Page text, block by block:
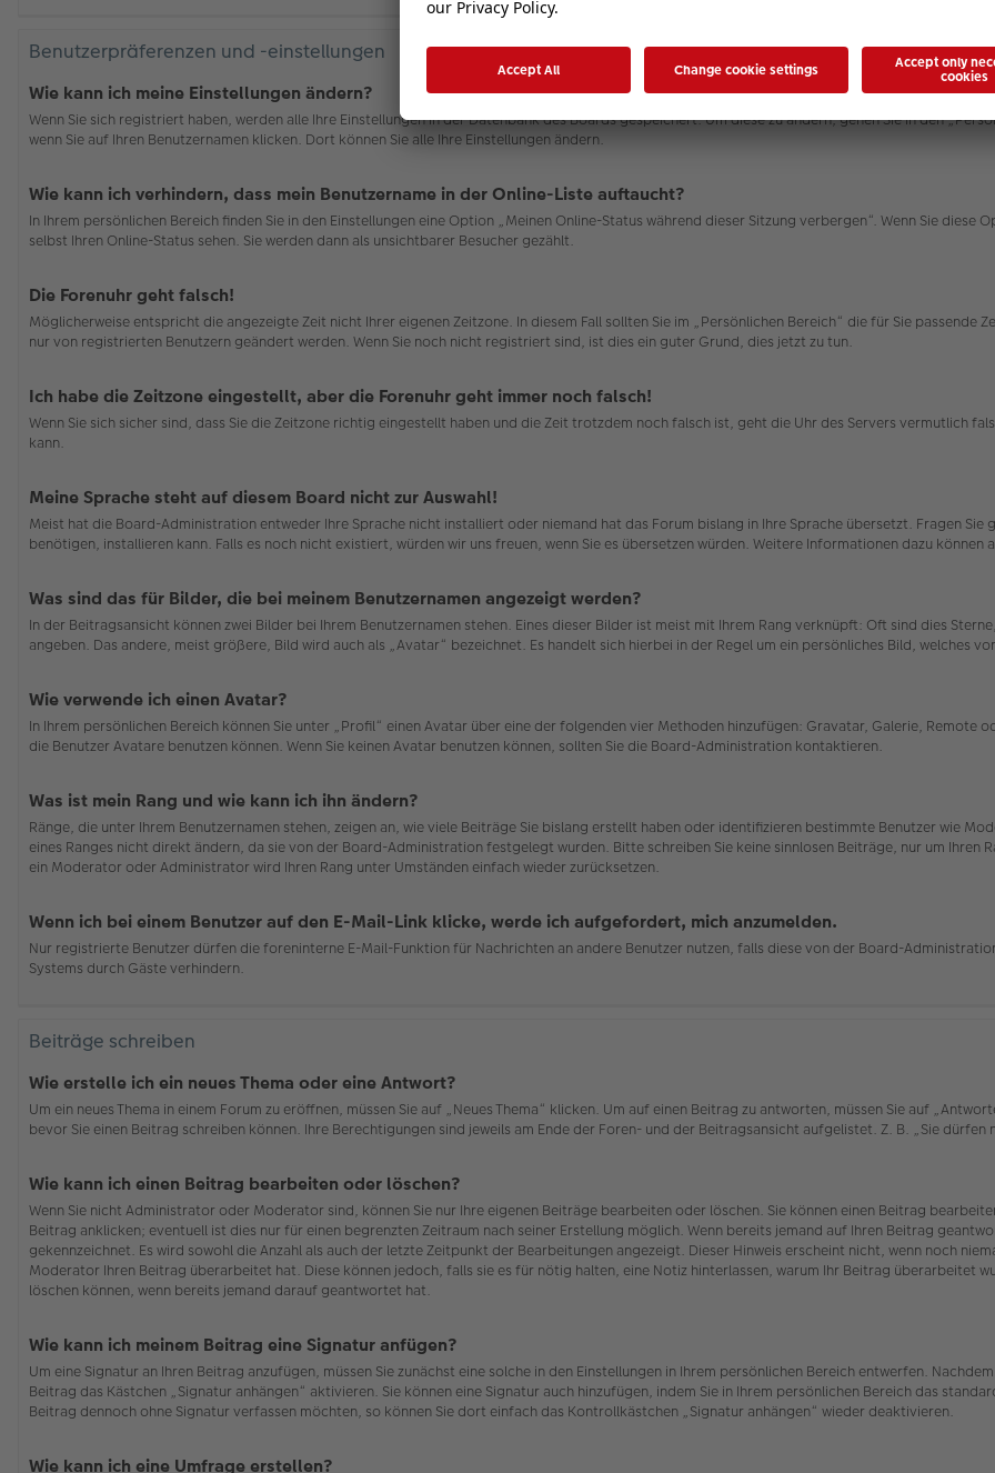
Benutzerpräferenzen und -einstellungen
Wie kann ich meine Einstellungen ändern?
Wenn Sie sich registriert haben, werden alle Ihre Einstellungen in der Datenbank des Boards gespeichert. Um diese zu ändern, gehen Sie in den
wenn Sie auf Ihren Benutzernamen klicken. Dort können Sie alle Ihre Einstellungen ändern.
Wie kann ich verhindern, dass mein Benutzername in der Online-Liste auftaucht?
In Ihrem persönlichen Bereich finden Sie in den Einstellungen eine Option „Meinen Online-Status während dieser Sitzung verbergen“. Wenn Sie
selbst Ihren Online-Status sehen. Sie werden dann als unsichtbarer Besucher gezählt.
Die Forenuhr geht falsch!
Möglicherweise entspricht die angezeigte Zeit nicht Ihrer eigenen Zeitzone. In diesem Fall sollten Sie im „Persönlichen Bereich“ die für Sie
nur von registrierten Benutzern geändert werden. Wenn Sie noch nicht registriert sind, ist dies ein guter Grund, dies jetzt zu tun.
Ich habe die Zeitzone eingestellt, aber die Forenuhr geht immer noch falsch!
Wenn Sie sich sicher sind, dass Sie die Zeitzone richtig eingestellt haben und die Zeit trotzdem noch falsch ist, geht die Uhr des Servers vermutlich
kann.
Meine Sprache steht auf diesem Board nicht zur Auswahl!
Meist hat die Board-Administration entweder Ihre Sprache nicht installiert oder niemand hat das Forum bislang in Ihre Sprache übersetzt. Fragen
benötigen, installieren kann. Falls es noch nicht existiert, würden wir uns freuen, wenn Sie es übersetzen würden. Weitere Informationen dazu können
Was sind das für Bilder, die bei meinem Benutzernamen angezeigt werden?
In der Beitragsansicht können zwei Bilder bei Ihrem Benutzernamen stehen. Eines dieser Bilder ist meist mit Ihrem Rang verknüpft: Oft sind dies
angeben. Das andere, meist größere, Bild wird auch als „Avatar“ bezeichnet. Es handelt sich hierbei in der Regel um ein persönliches Bild, welches
Wie verwende ich einen Avatar?
In Ihrem persönlichen Bereich können Sie unter „Profil“ einen Avatar über eine der folgenden vier Methoden hinzufügen: Gravatar, Galerie,
die Benutzer Avatare benutzen können. Wenn Sie keinen Avatar benutzen können, sollten Sie die Board-Administration kontaktieren.
Was ist mein Rang und wie kann ich ihn ändern?
Ränge, die unter Ihrem Benutzernamen stehen, zeigen an, wie viele Beiträge Sie bislang erstellt haben oder identifizieren bestimmte Benutzer wie
eines Ranges nicht direkt ändern, da sie von der Board-Administration festgelegt wurden. Bitte schreiben Sie keine sinnlosen Beiträge, nur um Ihren
ein Moderator oder Administrator wird Ihren Rang unter Umständen einfach wieder zurücksetzen.
Wenn ich bei einem Benutzer auf den E-Mail-Link klicke, werde ich aufgefordert, mich anzumelden.
Nur registrierte Benutzer dürfen die foreninterne E-Mail-Funktion für Nachrichten an andere Benutzer nutzen, falls diese von der Board-
Systems durch Gäste verhindern.
Beiträge schreiben
Wie erstelle ich ein neues Thema oder eine Antwort?
Um ein neues Thema in einem Forum zu eröffnen, müssen Sie auf „Neues Thema“ klicken. Um auf einen Beitrag zu antworten, müssen Sie auf
bevor Sie einen Beitrag schreiben können. Ihre Berechtigungen sind jeweils am Ende der Foren- und der Beitragsansicht aufgelistet. Z. B. „Sie dürfen
Wie kann ich einen Beitrag bearbeiten oder löschen?
Wenn Sie nicht Administrator oder Moderator sind, können Sie nur Ihre eigenen Beiträge bearbeiten oder löschen. Sie können einen Beitrag
Beitrag anklicken; eventuell ist dies nur für einen begrenzten Zeitraum nach seiner Erstellung möglich. Wenn bereits jemand auf Ihren Beitrag
gekennzeichnet. Es wird sowohl die Anzahl als auch der letzte Zeitpunkt der Bearbeitungen angezeigt. Dieser Hinweis erscheint nicht, wenn noch
Moderator Ihren Beitrag überarbeitet hat. Diese können jedoch, falls sie es für nötig halten, eine Notiz hinterlassen, warum Ihr Beitrag überarbeitet
löschen können, wenn bereits jemand darauf geantwortet hat.
Wie kann ich meinem Beitrag eine Signatur anfügen?
Um eine Signatur an Ihren Beitrag anzufügen, müssen Sie zunächst eine solche in den Einstellungen in Ihrem persönlichen Bereich entwerfen.
Beitrag das Kästchen „Signatur anhängen“ aktivieren. Sie können eine Signatur auch hinzufügen, indem Sie in Ihrem persönlichen Bereich das
Beitrag dennoch ohne Signatur verfassen möchten, so können Sie dort einfach das Kontrollkästchen „Signatur anhängen“ wieder deaktivieren.
Wie kann ich eine Umfrage erstellen?